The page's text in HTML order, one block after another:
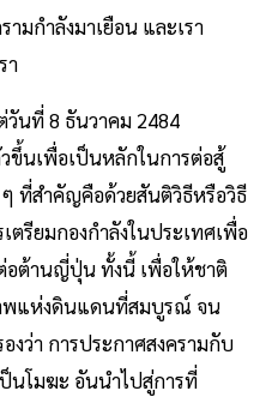
มกำลังมาเยือน และเรา
า
นที่ 8 ธันวาคม 2484
ขึ้นเพื่อเป็นหลักในการต่อสู้
ที่สำคัญคือด้วยสันติวิธีหรือวิธี
ตรียมกองกำลังในประเทศเพื่อ
ต้านญี่ปุ่น ทั้งนี้ เพื่อให้ชาติ
พแห่งดินแดนที่สมบูรณ์ จน
งว่า การประกาศสงครามกับ
นโมฆะ อันนำไปสู่การที่